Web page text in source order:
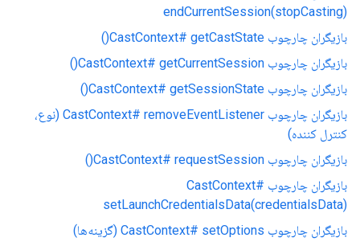
endCurrentSession(stopCasting)
بازیگران چارچوب CastContext# getCastState()
بازیگران چارچوب CastContext# getCurrentSession()
بازیگران چارچوب CastContext# getSessionState()
بازیگران چارچوب CastContext# removeEventListener (نوع،
کنترل کننده)
بازیگران چارچوب CastContext# requestSession()
بازیگران چارچوب CastContext#
setLaunchCredentialsData(credentialsData)
بازیگران چارچوب CastContext# setOptions (گزینه‌ها)